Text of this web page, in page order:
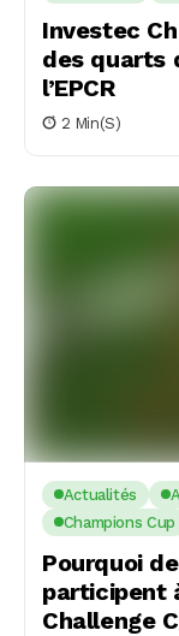
Investec
des quarts
l’EPCR
2 Min(s)
Actualités
Champions Cup
Pourquoi
participent
Challenge